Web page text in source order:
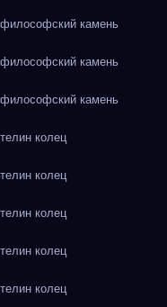
камень
камень
камень
колец
колец
колец
колец
колец